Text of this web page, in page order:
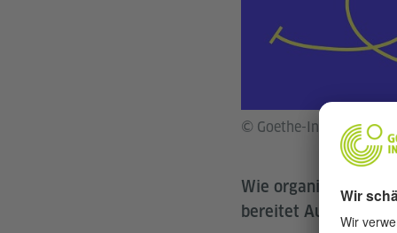
© Goethe-Institut
Wie organisiere ich
bereitet